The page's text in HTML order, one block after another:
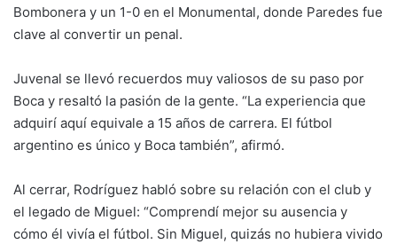
Bombonera y un 1-0 en el Monumental, donde Paredes fue
clave al convertir un penal.
Juvenal se llevó recuerdos muy valiosos de su paso por
Boca y resaltó la pasión de la gente. “La experiencia que
adquirí aquí equivale a 15 años de carrera. El fútbol
argentino es único y Boca también”, afirmó.
Al cerrar, Rodríguez habló sobre su relación con el club y
el legado de Miguel: “Comprendí mejor su ausencia y
cómo él vivía el fútbol. Sin Miguel, quizás no hubiera vivido